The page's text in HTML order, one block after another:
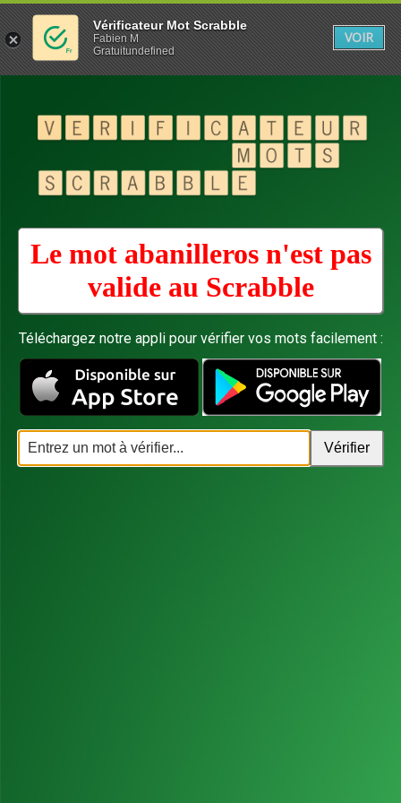
Le mot abanilleros n'est pas
valide au Scrabble
Téléchargez notre appli pour vérifier vos mots facilement :
Vérificateur Mot Scrabble
Fabien M
Gratuitundefined
VOIR